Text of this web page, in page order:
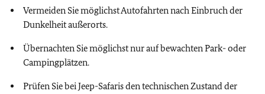
Vermeiden Sie möglichst Autofahrten nach Einbruch der
Dunkelheit außerorts.
Übernachten Sie möglichst nur auf bewachten Park- oder
Campingplätzen.
Prüfen Sie bei Jeep-Safaris den technischen Zustand der